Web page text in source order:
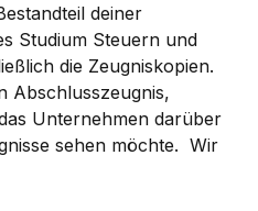
deiner
Studium Steuern und
die Zeugniskopien.
Abschlusszeugnis,
Unternehmen darüber
sehen möchte. Wir